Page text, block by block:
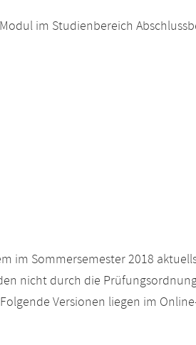
im Studienbereich
im Sommersemester 2018
nicht durch die
Versionen liegen im